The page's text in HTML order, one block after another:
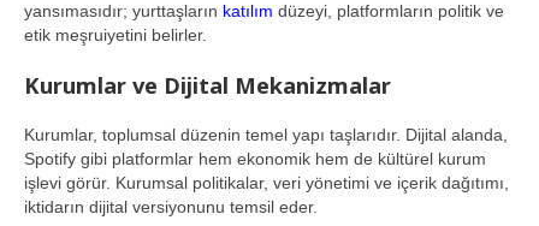
yansımasıdır; yurttaşların katılım düzeyi, platformların politik ve
etik meşruiyetini belirler.
Kurumlar ve Dijital Mekanizmalar
Kurumlar, toplumsal düzenin temel yapı taşlarıdır. Dijital alanda,
Spotify gibi platformlar hem ekonomik hem de kültürel kurum
işlevi görür. Kurumsal politikalar, veri yönetimi ve içerik dağıtımı,
iktidarın dijital versiyonunu temsil eder.